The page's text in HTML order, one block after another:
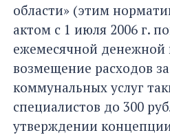
области» (этим
актом с 1 июля 2006 г.
ежемесячной денежной
возмещение расходов
коммунальных услуг
специалистов до 300
утверждении